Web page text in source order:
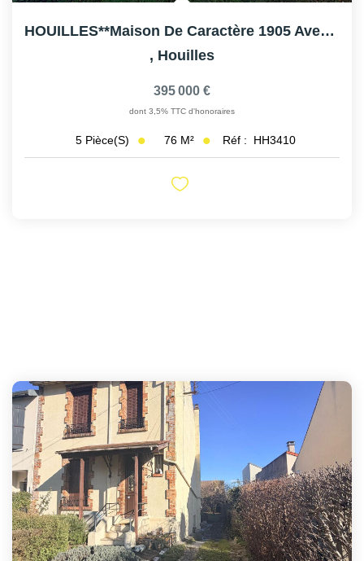
HOUILLES**Maison De Caractère 1905 Avec Jardin Sans...
, Houilles
395 000 €
dont 3,5% TTC d'honoraires
5 Pièce(s) 76 M² Réf : HH3410